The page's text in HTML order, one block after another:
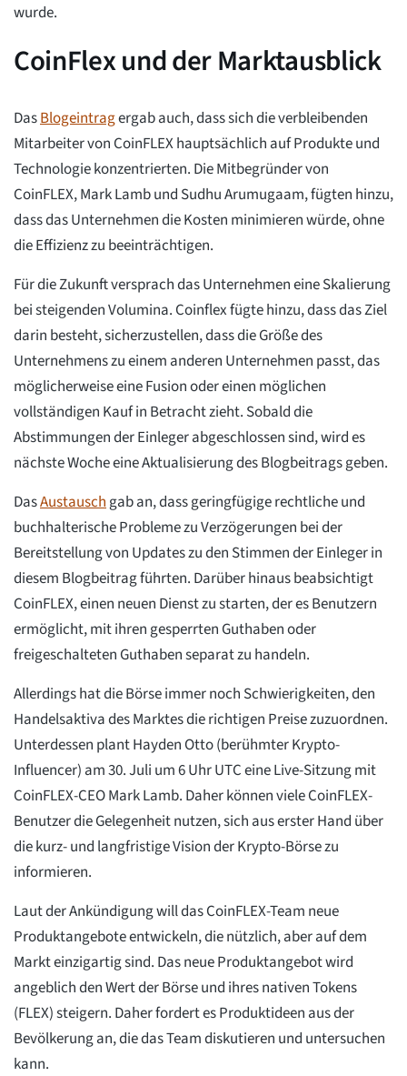
wurde.
CoinFlex und der Marktausblick
DasBlogeintragergab auch, dass sich die verbleibenden
Mitarbeiter von CoinFLEX hauptsächlich auf Produkte und
Technologie konzentrierten. Die Mitbegründer von
CoinFLEX, Mark Lamb und Sudhu Arumugaam, fügten hinzu,
dass das Unternehmen die Kosten minimieren würde, ohne
die Effizienz zu beeinträchtigen.
Für die Zukunft versprach das Unternehmen eine Skalierung
bei steigenden Volumina. Coinflex fügte hinzu, dass das Ziel
darin besteht, sicherzustellen, dass die Größe des
Unternehmens zu einem anderen Unternehmen passt, das
möglicherweise eine Fusion oder einen möglichen
vollständigen Kauf in Betracht zieht. Sobald die
Abstimmungen der Einleger abgeschlossen sind, wird es
nächste Woche eine Aktualisierung des Blogbeitrags geben.
DasAustausch gab an, dass geringfügige rechtliche und
buchhalterische Probleme zu Verzögerungen bei der
Bereitstellung von Updates zu den Stimmen der Einleger in
diesem Blogbeitrag führten. Darüber hinaus beabsichtigt
CoinFLEX, einen neuen Dienst zu starten, der es Benutzern
ermöglicht, mit ihren gesperrten Guthaben oder
freigeschalteten Guthaben separat zu handeln.
Allerdings hat die Börse immer noch Schwierigkeiten, den
Handelsaktiva des Marktes die richtigen Preise zuzuordnen.
Unterdessen plant Hayden Otto (berühmter Krypto-
Influencer) am 30. Juli um 6 Uhr UTC eine Live-Sitzung mit
CoinFLEX-CEO Mark Lamb. Daher können viele CoinFLEX-
Benutzer die Gelegenheit nutzen, sich aus erster Hand über
die kurz- und langfristige Vision der Krypto-Börse zu
informieren.
Laut der Ankündigung will das CoinFLEX-Team neue
Produktangebote entwickeln, die nützlich, aber auf dem
Markt einzigartig sind. Das neue Produktangebot wird
angeblich den Wert der Börse und ihres nativen Tokens
(FLEX) steigern. Daher fordert es Produktideen aus der
Bevölkerung an, die das Team diskutieren und untersuchen
kann.